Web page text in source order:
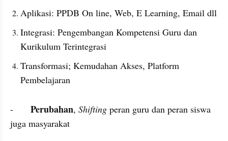
Aplikasi: PPDB On line, Web, E Learning, Email dll
Integrasi: Pengembangan Kompetensi Guru dan
Kurikulum Terintegrasi
Transformasi; Kemudahan Akses, Platform
Pembelajaran
Perubahan, Shifting peran guru dan peran siswa
juga masyarakat